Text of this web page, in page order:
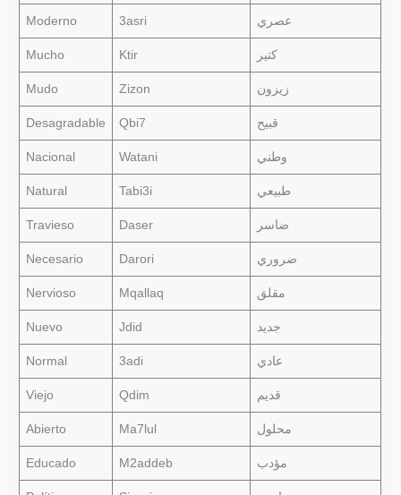
Moderno 3asri عصري
Mucho Ktir كتير
Mudo Zizon زيزون
Desagradable Qbi7 قبيح
Nacional Watani وطني
Natural Tabi3i طبيعي
Travieso Daser ضاسر
Necesario Darori ضروري
Nervioso Mqallaq مقلق
Nuevo Jdid جديد
Normal 3adi عادي
Viejo Qdim قديم
Abierto Ma7lul محلول
Educado M2addeb مؤدب